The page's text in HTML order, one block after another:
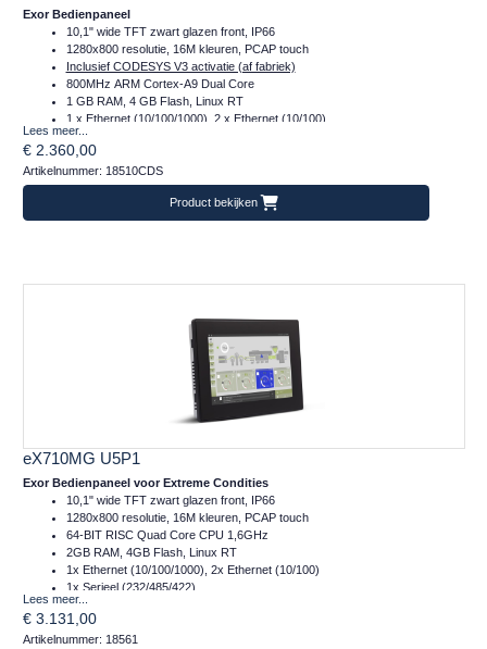
Exor Bedienpaneel
10,1" wide TFT zwart glazen front, IP66
1280x800 resolutie, 16M kleuren, PCAP touch
Inclusief CODESYS V3 activatie (af fabriek)
800MHz ARM Cortex-A9 Dual Core
1 GB RAM, 4 GB Flash, Linux RT
1 x Ethernet (10/100/1000), 2 x Ethernet (10/100)
1 x Serieel (232/485/422)
2 x Plug-in, 2 x USB, 1 x SD
Temperatuur inzetbereik: -20..+60°C
CE, DNVGL, EUROMR, cULus, Class I Div 2, ATEX en IECex
Frontafmeting: 282x197 (mm)
Lees meer...
€ 2.360,00
Artikelnummer: 18510CDS
Product bekijken
eX710MG U5P1
Exor Bedienpaneel voor Extreme Condities
10,1" wide TFT zwart glazen front, IP66
1280x800 resolutie, 16M kleuren, PCAP touch
64-BIT RISC Quad Core CPU 1,6GHz
2GB RAM, 4GB Flash, Linux RT
1x Ethernet (10/100/1000), 2x Ethernet (10/100)
1x Serieel (232/485/422)
2x Plug-in, 2x USB, 1x SD
Temperatuur inzetbereik: -20..+60°C
Gecoate printplaten
Lees meer...
€ 3.131,00
Artikelnummer: 18561